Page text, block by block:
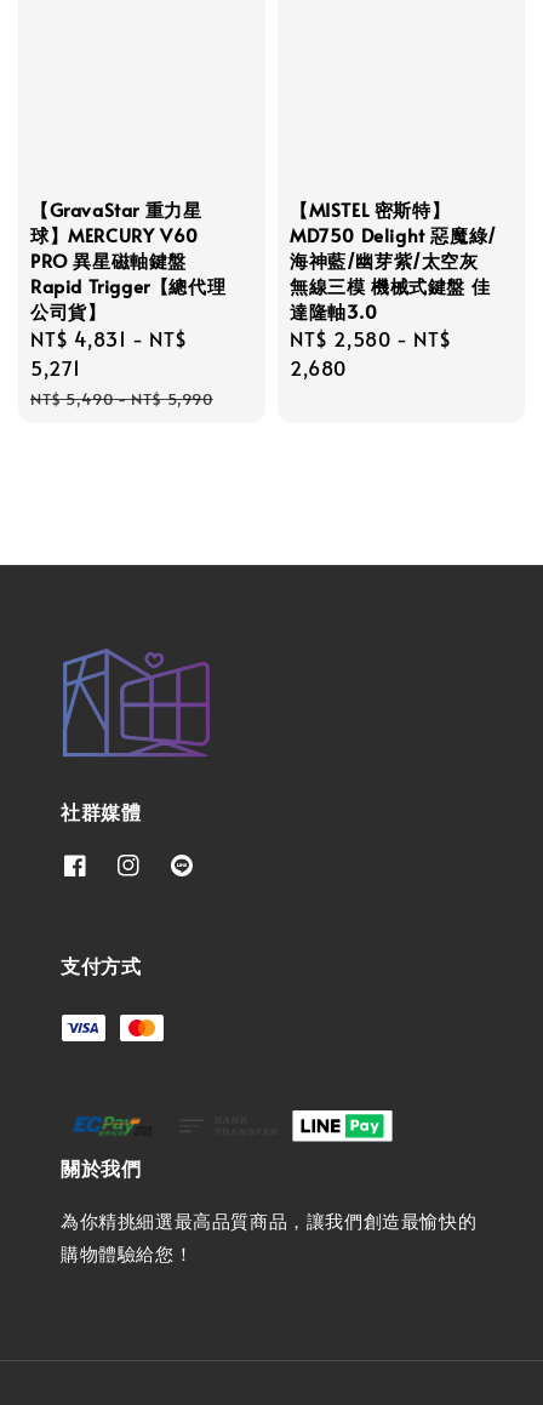
【GravaStar 重力星
球】MERCURY V60
PRO 異星磁軸鍵盤
Rapid Trigger【總代理
公司貨】
Sale
price
NT$ 4,831 - NT$
5,271
Regular
NT$ 5,490-NT$ 5,990
【MISTEL 密斯特】
MD750 Delight 惡魔綠/
海神藍/幽芽紫/太空灰
無線三模 機械式鍵盤 佳
達隆軸3.0
Regular
price
NT$ 2,580 - NT$
2,680
社群媒體
支付方式
關於我們
為你精挑細選最高品質商品，讓我們創造最愉快的
購物體驗給您！